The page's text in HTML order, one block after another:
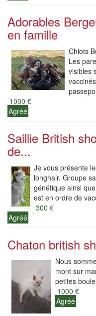
Adorables
en famille
Chiots
Les
visibles
1000 €
Agréé
Saillie British
de...
Je vous présente
longhair. Groupe
génétique ainsi
est en ordre de
300 €
Agréé
Chaton british
Nous
mont sur
petites
1000 €
Agréé